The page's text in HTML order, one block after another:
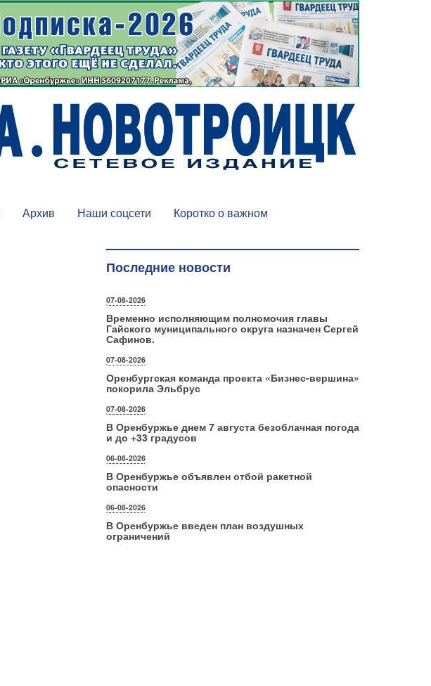
Архив Наши соцсети Коротко о важном
Последние новости
07-08-2026
Временно исполняющим полномочия главы
Гайского муниципального округа назначен Сергей
Сафинов.
07-08-2026
Оренбургская команда проекта «Бизнес‑вершина»
покорила Эльбрус
07-08-2026
В Оренбуржье днем 7 августа безоблачная погода
и до +33 градусов
06-08-2026
В Оренбуржье объявлен отбой ракетной
опасности
06-08-2026
В Оренбуржье введен план воздушных
ограничений